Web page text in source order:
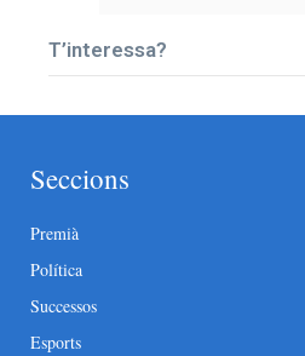
T’interessa?
Seccions
Premià
Política
Successos
Esports